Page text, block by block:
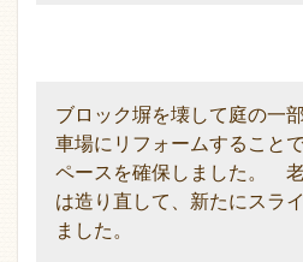
ブロック塀を壊して庭の一
車場にリフォームすること
ペースを確保しました。
は造り直して、新たにスラ
ました。